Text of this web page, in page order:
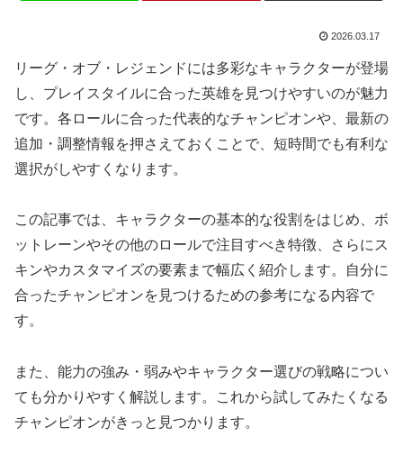
2026.03.17
リーグ・オブ・レジェンドには多彩なキャラクターが登場
し、プレイスタイルに合った英雄を見つけやすいのが魅力
です。各ロールに合った代表的なチャンピオンや、最新の
追加・調整情報を押さえておくことで、短時間でも有利な
選択がしやすくなります。
この記事では、キャラクターの基本的な役割をはじめ、ボ
ットレーンやその他のロールで注目すべき特徴、さらにス
キンやカスタマイズの要素まで幅広く紹介します。自分に
合ったチャンピオンを見つけるための参考になる内容で
す。
また、能力の強み・弱みやキャラクター選びの戦略につい
ても分かりやすく解説します。これから試してみたくなる
チャンピオンがきっと見つかります。